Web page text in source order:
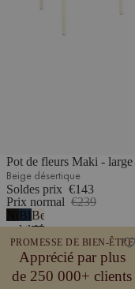
Pot de fleurs Maki - large
Beige désertique
Soldes prix €143
Prix normal €239
Noir
volcan
Bleu
atlantique
Beige
désertique
PROMESSE DE BIEN-ÊTRE
Apprécié par plus
de 250 000+ clients